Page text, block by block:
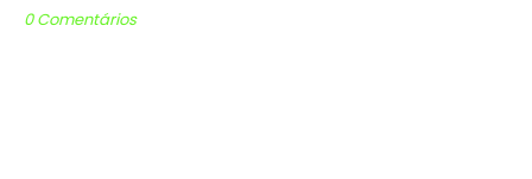
0 Comentários